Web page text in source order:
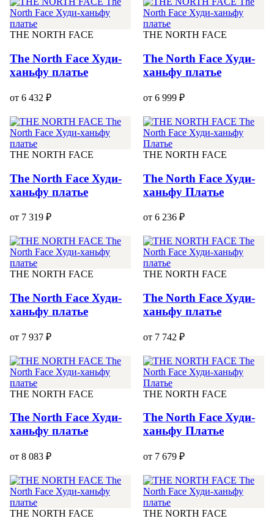
THE NORTH FACE
The North Face Худи-
ханьфу платье
от 6 432 ₽
THE NORTH FACE
The North Face Худи-
ханьфу платье
от 6 999 ₽
THE NORTH FACE
The North Face Худи-
ханьфу платье
от 7 319 ₽
THE NORTH FACE
The North Face Худи-
ханьфу Платье
от 6 236 ₽
THE NORTH FACE
The North Face Худи-
ханьфу платье
от 7 937 ₽
THE NORTH FACE
The North Face Худи-
ханьфу платье
от 7 742 ₽
THE NORTH FACE
The North Face Худи-
ханьфу платье
от 8 083 ₽
THE NORTH FACE
The North Face Худи-
ханьфу Платье
от 7 679 ₽
THE NORTH FACE THE NORTH FACE